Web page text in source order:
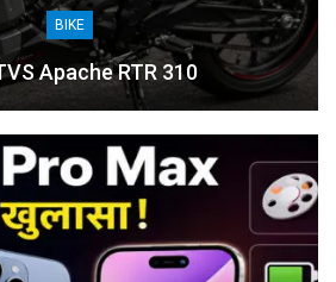
BIKE
Apache RTR 310